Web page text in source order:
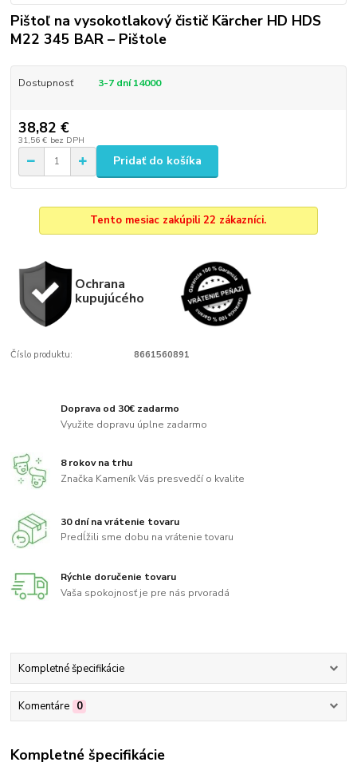
Pištoľ na vysokotlakový čistič Kärcher HD HDS
M22 345 BAR – Pištole
Dostupnosť 3-7 dní 14000
38,82 €
31,56 € bez DPH
Pridať do košíka
Tento mesiac zakúpili 22 zákazníci.
Ochrana
kupujúcého
Číslo produktu: 8661560891
Doprava od 30€ zadarmo
Využite dopravu úplne zadarmo
8 rokov na trhu
Značka Kameník Vás presvedčí o kvalite
30 dní na vrátenie tovaru
Predĺžili sme dobu na vrátenie tovaru
Rýchle doručenie tovaru
Vaša spokojnosť je pre nás prvoradá
Kompletné špecifikácie
Komentáre 0
Kompletné špecifikácie